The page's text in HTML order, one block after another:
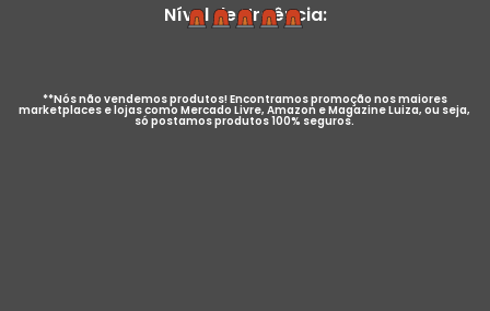
Nível de Urgência:
**Nós não vendemos produtos! Encontramos promoção nos maiores
marketplaces e lojas como Mercado Livre, Amazon e Magazine Luiza, ou seja,
só postamos produtos 100% seguros.